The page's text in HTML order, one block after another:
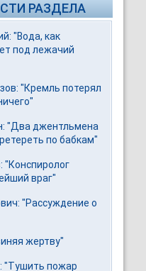
РАЗДЕЛА
"Вода, как
под лежачий
"Кремль потерял
"Два джентльмена
по бабкам"
"Конспиролог
враг"
"Рассуждение о
жертву"
"Тушить пожар